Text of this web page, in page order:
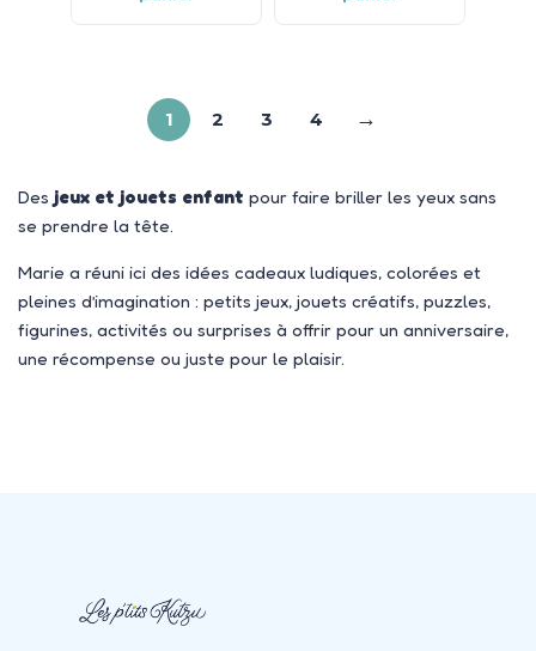
1 2 3 4 →
Des jeux et jouets enfant pour faire briller les yeux sans
se prendre la tête.
Marie a réuni ici des idées cadeaux ludiques, colorées et
pleines d’imagination : petits jeux, jouets créatifs, puzzles,
figurines, activités ou surprises à offrir pour un anniversaire,
une récompense ou juste pour le plaisir.